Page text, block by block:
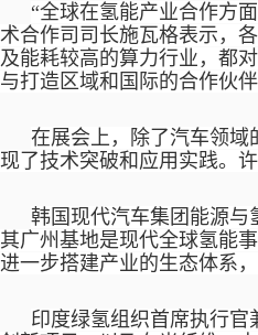
“全球在氢能产业合作方
术合作司司长施瓦格表示，
及能耗较高的算力行业，都
与打造区域和国际的合作伙伴
在展会上，除了汽车领域
现了技术突破和应用实践。
韩国现代汽车集团能源与
其广州基地是现代全球氢能
进一步搭建产业的生态体系
印度绿氢组织首席执行官